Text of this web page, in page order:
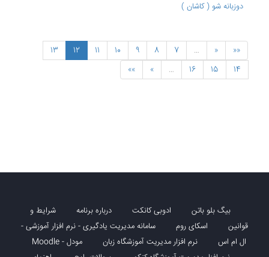
دوزبانه شو ( کاشان )
««
«
…
7
8
9
10
11
12
13
14
15
16
…
»
»»
بیگ بلو باتن ادوبی کانکت درباره برنامه
شرایط و
قوانین
اسکای روم
سامانه مدیریت یادگیری - نرم افزار آموزشی -
ال ام اس
نرم افزار مدیریت آموزشگاه زبان
مودل - Moodle